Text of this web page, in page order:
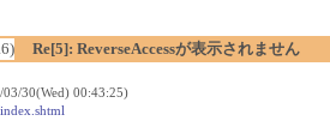
Re[5]: ReverseAccessが表示されません
30(Wed) 00:43:25)